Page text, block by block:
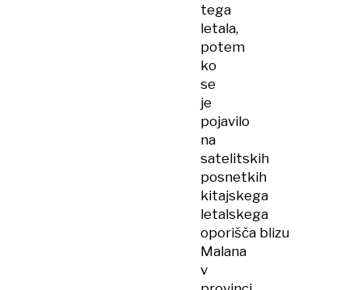
tega
letala,
potem
ko
se
je
pojavilo
na
satelitskih
posnetkih
kitajskega
letalskega
oporišča blizu
Malana
v